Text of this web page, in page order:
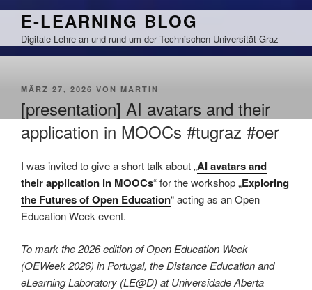
Zum
springen
E-LEARNING BLOG
Digitale Lehre an und rund um der Technischen Universität Graz
VERÖFFENTLICHT
MÄRZ 27, 2026 VON MARTIN
[presentation] AI avatars and their
application in MOOCs #tugraz #oer
I was invited to give a short talk about „AI avatars and
their application in MOOCs“ for the workshop „Exploring
the Futures of Open Education“ acting as an Open
Education Week event.
To mark the 2026 edition of Open Education Week
(OEWeek 2026) in Portugal, the Distance Education and
eLearning Laboratory (LE@D) at Universidade Aberta